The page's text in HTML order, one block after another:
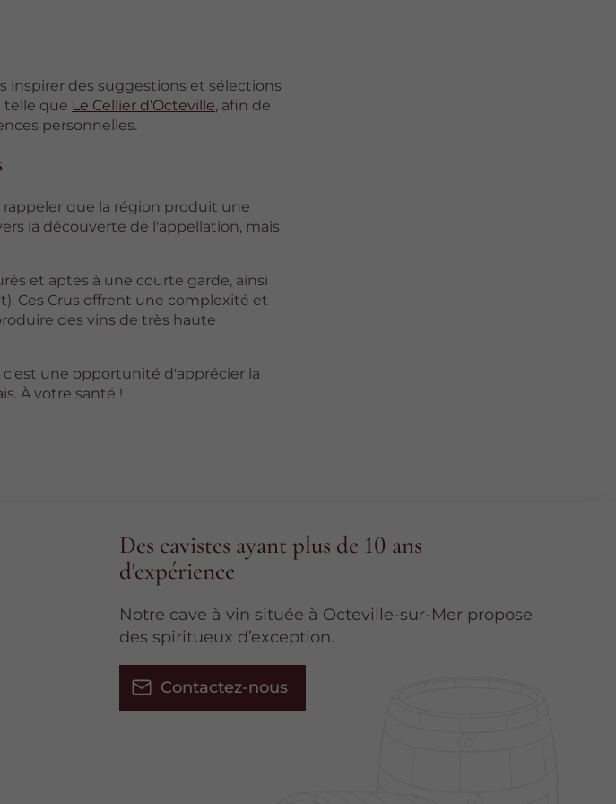
inspirer des suggestions et sélections
telle que Le Cellier d’Octeville, afin de
personnelles.
que la région produit une
la découverte de l'appellation, mais
et aptes à une courte garde, ainsi
Ces Crus offrent une complexité et
des vins de très haute
une opportunité d'apprécier la
À votre santé !
Des cavistes ayant plus de 10 ans
d'expérience
Notre cave à vin située à Octeville-sur-Mer propose
des spiritueux d’exception.
Contactez-nous